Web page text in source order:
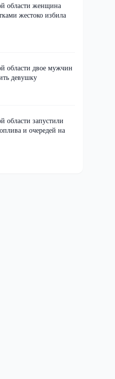
области женщина
жестоко избила
области двое мужчин
девушку
области запустили
и очередей на